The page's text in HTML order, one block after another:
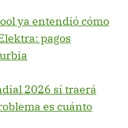
ya entendió cómo
pagos
2026 sí traerá
es cuánto